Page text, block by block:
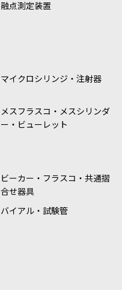
融点測定装置
マイクロシリンジ・注射器
メスフラスコ・メスシリンダ
ー・ビューレット
ビーカー・フラスコ・共通摺
合せ器具
バイアル・試験管